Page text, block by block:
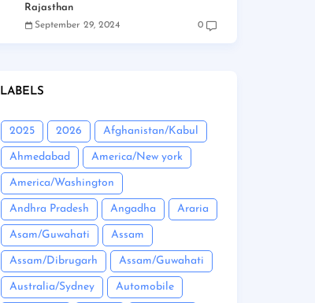
Rajasthan
September 29, 2024 0
LABELS
2025 2026 Afghanistan/Kabul
Ahmedabad America/New york
America/Washington
Andhra Pradesh Angadha Araria
Asam/Guwahati Assam
Assam/Dibrugarh Assam/Guwahati
Australia/Sydney Automobile